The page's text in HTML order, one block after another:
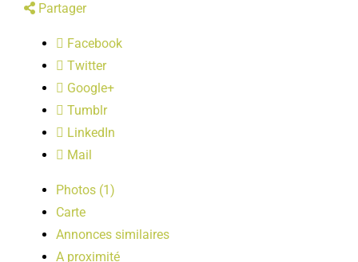
Partager
Facebook
Twitter
Google+
Tumblr
LinkedIn
Mail
Photos (1)
Carte
Annonces similaires
A proximité